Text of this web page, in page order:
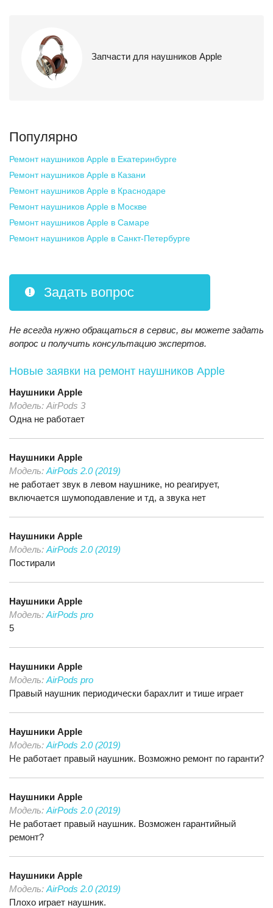
Запчасти для наушников Apple
Популярно
Ремонт наушников Apple в Екатеринбурге
Ремонт наушников Apple в Казани
Ремонт наушников Apple в Краснодаре
Ремонт наушников Apple в Москве
Ремонт наушников Apple в Самаре
Ремонт наушников Apple в Санкт-Петербурге
Задать вопрос
Не всегда нужно обращаться в сервис, вы можете задать
вопрос и получить консультацию экспертов.
Новые заявки на ремонт наушников Apple
Наушники Apple
Модель: AirPods 3
Одна не работает
Наушники Apple
Модель: AirPods 2.0 (2019)
не работает звук в левом наушнике, но реагирует,
включается шумоподавление и тд, а звука нет
Наушники Apple
Модель: AirPods 2.0 (2019)
Постирали
Наушники Apple
Модель: AirPods pro
5
Наушники Apple
Модель: AirPods pro
Правый наушник периодически барахлит и тише играет
Наушники Apple
Модель: AirPods 2.0 (2019)
Не работает правый наушник. Возможно ремонт по гаранти?
Наушники Apple
Модель: AirPods 2.0 (2019)
Не работает правый наушник. Возможен гарантийный
ремонт?
Наушники Apple
Модель: AirPods 2.0 (2019)
Плохо играет наушник.